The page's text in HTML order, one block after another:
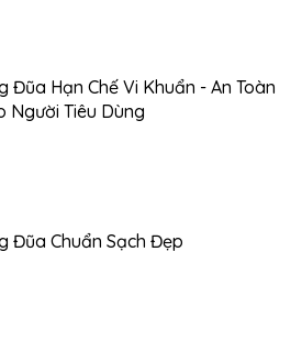
Đũa Hạn Chế Vi Khuẩn - An Toàn
Người Tiêu Dùng
Đũa Chuẩn Sạch Đẹp